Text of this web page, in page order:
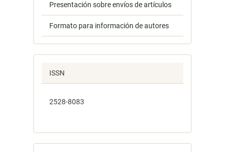
Presentación sobre envíos de artículos
Formato para información de autores
ISSN
2528-8083